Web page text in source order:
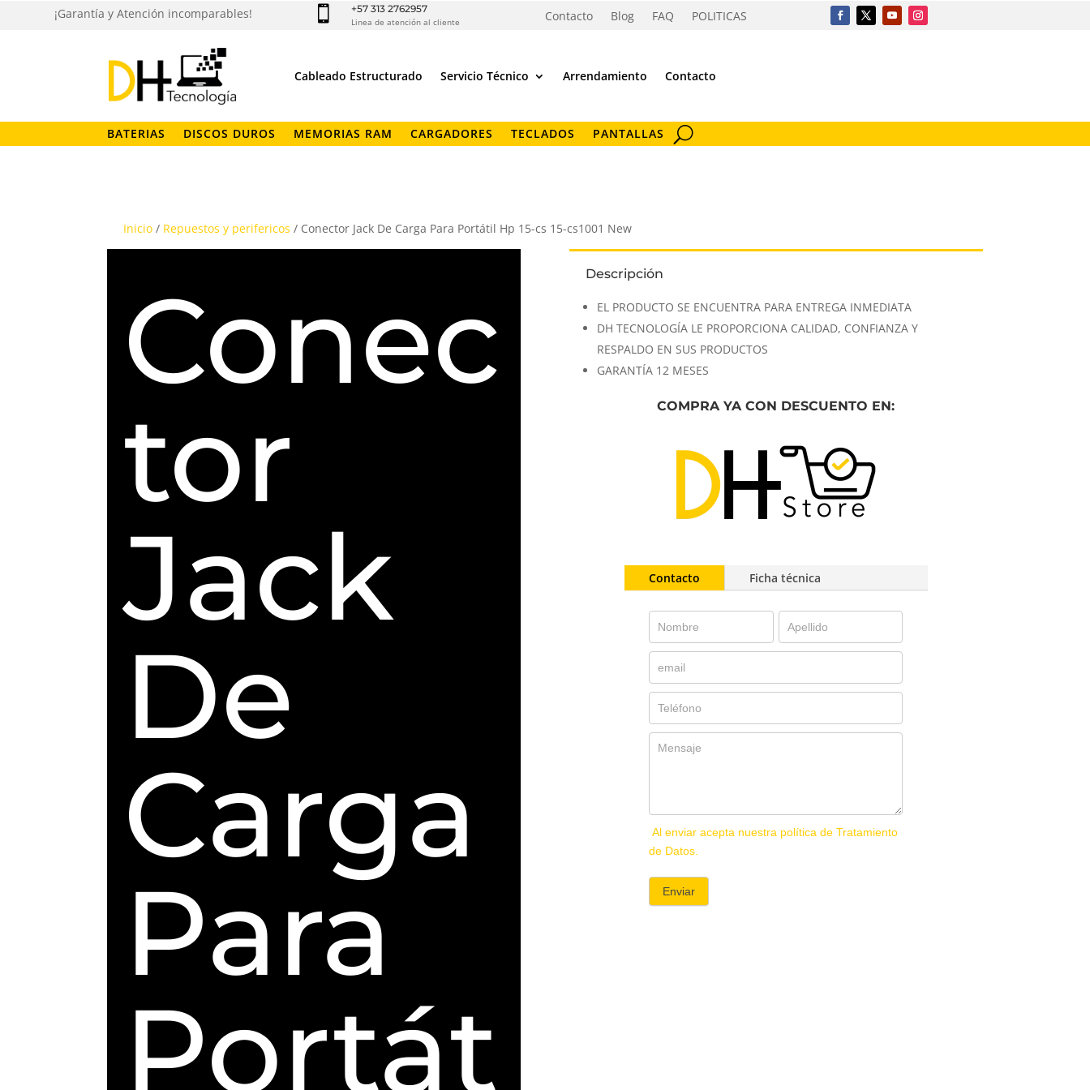
¡Garantía y Atención incomparables!  +57 313 2762957
Linea de atención al cliente Contacto Blog FAQ POLITICAS
Cableado Estructurado Servicio Técnico Arrendamiento Contacto
BATERIAS DISCOS DUROS MEMORIAS RAM CARGADORES TECLADOS PANTALLAS
Inicio / Repuestos y perifericos / Conector Jack De Carga Para Portátil Hp 15-cs 15-cs1001 New
Conec
tor
Jack
De
Carga
Para
Portát
Descripción
EL PRODUCTO SE ENCUENTRA PARA ENTREGA INMEDIATA
DH TECNOLOGÍA LE PROPORCIONA CALIDAD, CONFIANZA Y
RESPALDO EN SUS PRODUCTOS
GARANTÍA 12 MESES
COMPRA YA CON DESCUENTO EN:
Contacto Ficha técnica
Al enviar acepta nuestra política de Tratamiento
de Datos.
Enviar